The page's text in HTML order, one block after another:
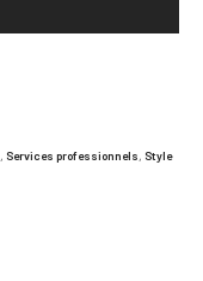
, Services professionnels, Style